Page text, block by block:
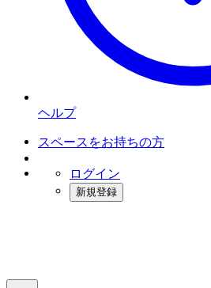
ヘルプ
スペースをお持ちの方
ログイン
新規登録